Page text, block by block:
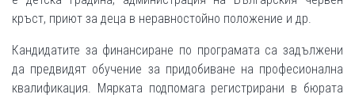
кръст, приют за деца в неравностойно положение и др.
Кандидатите за финансиране по програмата са задължени
да предвидят обучение за придобиване на професионална
квалификация. Мярката подпомага регистрирани в бюрата